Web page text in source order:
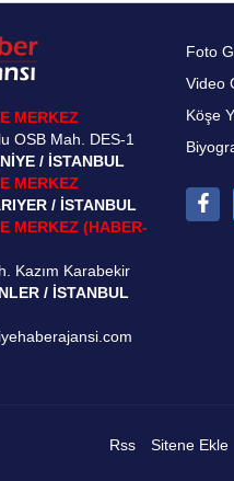
MERKEZ
OSB Mah. DES-1
/ İSTANBUL
MERKEZ
/ İSTANBUL
MERKEZ (HABER-
Kazım Karabekir
/ İSTANBUL
Foto
Video
Köşe
Rss Sitene Ekle